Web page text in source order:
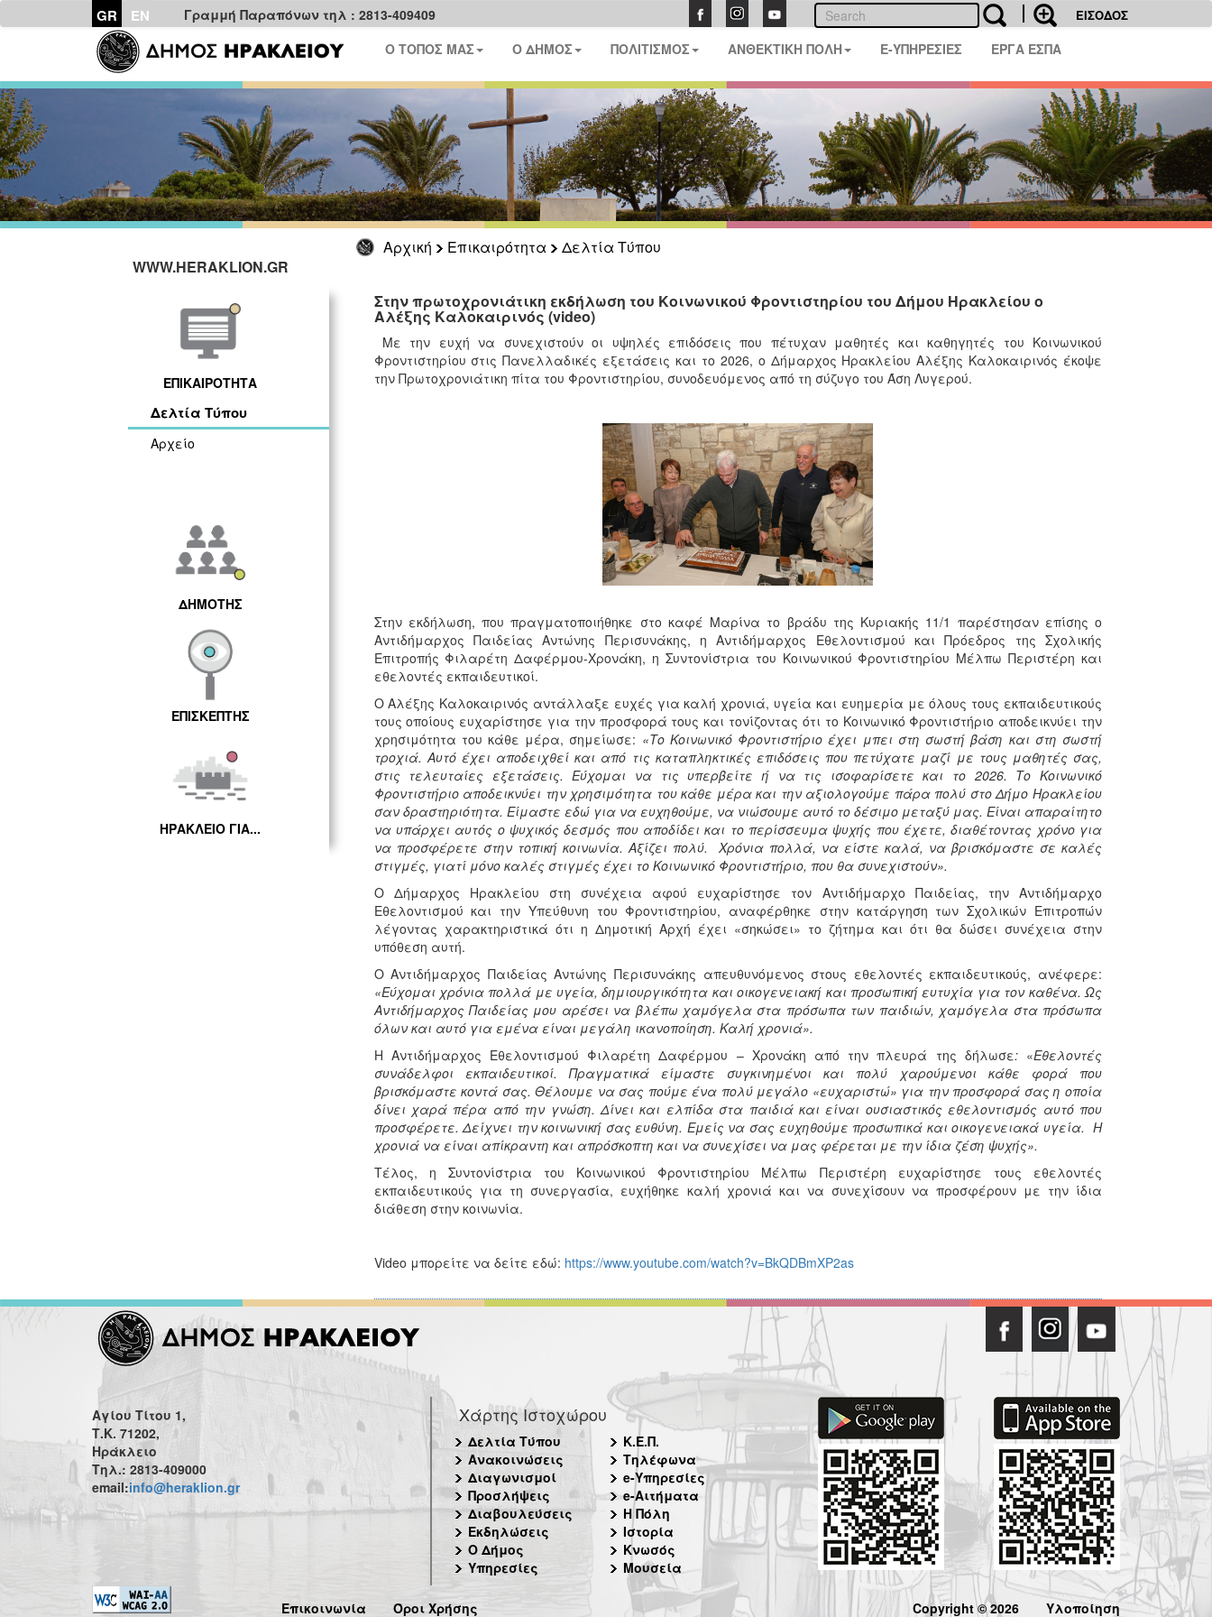
GR EN Γραμμή Παραπόνων τηλ : 2813-409409 ΕΙΣΟΔΟΣ
Ο ΤΟΠΟΣ ΜΑΣ Ο ΔΗΜΟΣ ΠΟΛΙΤΙΣΜΟΣ ΑΝΘΕΚΤΙΚΗ ΠΟΛΗ E-ΥΠΗΡΕΣΙΕΣ ΕΡΓΑ ΕΣΠΑ
Αρχική Επικαιρότητα
Δελτία Τύπου
WWW.HERAKLION.GR
ΕΠΙΚΑΙΡΟΤΗΤΑ
Δελτία Τύπου
Αρχείο
ΔΗΜΟΤΗΣ
ΕΠΙΣΚΕΠΤΗΣ
ΗΡΑΚΛΕΙΟ ΓΙΑ...
Στην πρωτοχρονιάτικη εκδήλωση του Κοινωνικού Φροντιστηρίου του Δήμου Ηρακλείου ο
Αλέξης Καλοκαιρινός (video)
Με την ευχή να συνεχιστούν οι υψηλές επιδόσεις που πέτυχαν μαθητές και καθηγητές του Κοινωνικού
Φροντιστηρίου στις Πανελλαδικές εξετάσεις και το 2026, ο Δήμαρχος Ηρακλείου Αλέξης Καλοκαιρινός έκοψε
την Πρωτοχρονιάτικη πίτα του Φροντιστηρίου, συνοδευόμενος από τη σύζυγο του Άση Λυγερού.
Στην εκδήλωση, που πραγματοποιήθηκε στο καφέ Μαρίνα το βράδυ της Κυριακής 11/1 παρέστησαν επίσης ο
Αντιδήμαρχος Παιδείας Αντώνης Περισυνάκης, η Αντιδήμαρχος Εθελοντισμού και Πρόεδρος της Σχολικής
Επιτροπής Φιλαρέτη Δαφέρμου-Χρονάκη, η Συντονίστρια του Κοινωνικού Φροντιστηρίου Μέλπω Περιστέρη και
εθελοντές εκπαιδευτικοί.
Ο Αλέξης Καλοκαιρινός αντάλλαξε ευχές για καλή χρονιά, υγεία και ευημερία με όλους τους εκπαιδευτικούς
τους οποίους ευχαρίστησε για την προσφορά τους και τονίζοντας ότι το Κοινωνικό Φροντιστήριο αποδεικνύει την
χρησιμότητα του κάθε μέρα, σημείωσε: «Το Κοινωνικό Φροντιστήριο έχει μπει στη σωστή βάση και στη σωστή
τροχιά. Αυτό έχει αποδειχθεί και από τις καταπληκτικές επιδόσεις που πετύχατε μαζί με τους μαθητές σας,
στις τελευταίες εξετάσεις. Εύχομαι να τις υπερβείτε ή να τις ισοφαρίσετε και το 2026. Το Κοινωνικό
Φροντιστήριο αποδεικνύει την χρησιμότητα του κάθε μέρα και την αξιολογούμε πάρα πολύ στο Δήμο Ηρακλείου
σαν δραστηριότητα. Είμαστε εδώ για να ευχηθούμε, να νιώσουμε αυτό το δέσιμο μεταξύ μας. Είναι απαραίτητο
να υπάρχει αυτός ο ψυχικός δεσμός που αποδίδει και το περίσσευμα ψυχής που έχετε, διαθέτοντας χρόνο για
να προσφέρετε στην τοπική κοινωνία. Αξίζει πολύ. Χρόνια πολλά, να είστε καλά, να βρισκόμαστε σε καλές
στιγμές, γιατί μόνο καλές στιγμές έχει το Κοινωνικό Φροντιστήριο, που θα συνεχιστούν».
Ο Δήμαρχος Ηρακλείου στη συνέχεια αφού ευχαρίστησε τον Αντιδήμαρχο Παιδείας, την Αντιδήμαρχο
Εθελοντισμού και την Υπεύθυνη του Φροντιστηρίου, αναφέρθηκε στην κατάργηση των Σχολικών Επιτροπών
λέγοντας χαρακτηριστικά ότι η Δημοτική Αρχή έχει «σηκώσει» το ζήτημα και ότι θα δώσει συνέχεια στην
υπόθεση αυτή.
Ο Αντιδήμαρχος Παιδείας Αντώνης Περισυνάκης απευθυνόμενος στους εθελοντές εκπαιδευτικούς, ανέφερε:
«Εύχομαι χρόνια πολλά με υγεία, δημιουργικότητα και οικογενειακή και προσωπική ευτυχία για τον καθένα. Ως
Αντιδήμαρχος Παιδείας μου αρέσει να βλέπω χαμόγελα στα πρόσωπα των παιδιών, χαμόγελα στα πρόσωπα
όλων και αυτό για εμένα είναι μεγάλη ικανοποίηση. Καλή χρονιά».
Η Αντιδήμαρχος Εθελοντισμού Φιλαρέτη Δαφέρμου – Χρονάκη από την πλευρά της δήλωσε: «Εθελοντές
συνάδελφοι εκπαιδευτικοί. Πραγματικά είμαστε συγκινημένοι και πολύ χαρούμενοι κάθε φορά που
βρισκόμαστε κοντά σας. Θέλουμε να σας πούμε ένα πολύ μεγάλο «ευχαριστώ» για την προσφορά σας η οποία
δίνει χαρά πέρα από την γνώση. Δίνει και ελπίδα στα παιδιά και είναι ουσιαστικός εθελοντισμός αυτό που
προσφέρετε. Δείχνει την κοινωνική σας ευθύνη. Εμείς να σας ευχηθούμε προσωπικά και οικογενειακά υγεία. Η
χρονιά να είναι απίκραντη και απρόσκοπτη και να συνεχίσει να μας φέρεται με την ίδια ζέση ψυχής».
Τέλος, η Συντονίστρια του Κοινωνικού Φροντιστηρίου Μέλπω Περιστέρη ευχαρίστησε τους εθελοντές
εκπαιδευτικούς για τη συνεργασία, ευχήθηκε καλή χρονιά και να συνεχίσουν να προσφέρουν με την ίδια
διάθεση στην κοινωνία.
Video μπορείτε να δείτε εδώ: https://www.youtube.com/watch?v=BkQDBmXP2as
Αγίου Τίτου 1,
Τ.Κ. 71202,
Ηράκλειο
Τηλ.: 2813-409000
email:info@heraklion.gr
Χάρτης Ιστοχώρου
Δελτία Τύπου
Ανακοινώσεις
Διαγωνισμοί
Προσλήψεις
Διαβουλεύσεις
Εκδηλώσεις
Ο Δήμος
Υπηρεσίες
Κ.Ε.Π.
Τηλέφωνα
e-Υπηρεσίες
e-Αιτήματα
Η Πόλη
Ιστορία
Κνωσός
Μουσεία
Επικοινωνία Όροι Χρήσης Copyright © 2026 Υλοποίηση